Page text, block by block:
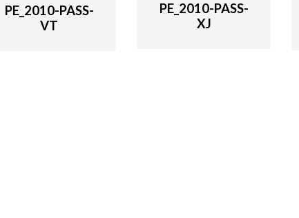
PE_2010-PASS-
VT
PE_2010-PASS-
XJ